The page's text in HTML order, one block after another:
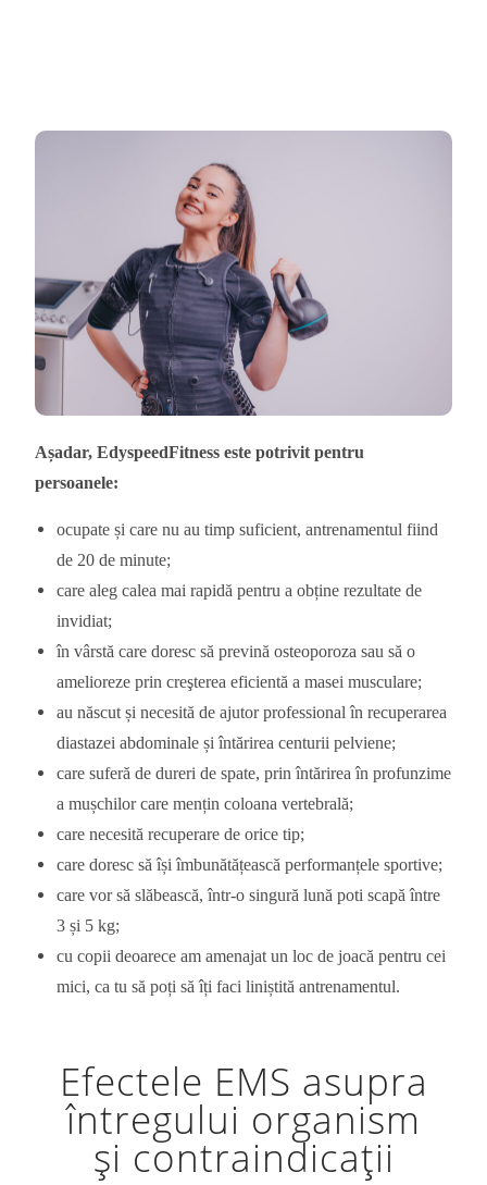
Așadar, EdyspeedFitness este potrivit pentru
persoanele:
ocupate și care nu au timp suficient, antrenamentul fiind
de 20 de minute;
care aleg calea mai rapidă pentru a obține rezultate de
invidiat;
în vârstă care doresc să prevină osteoporoza sau să o
amelioreze prin creşterea eficientă a masei musculare;
au născut și necesită de ajutor professional în recuperarea
diastazei abdominale și întărirea centurii pelviene;
care suferă de dureri de spate, prin întărirea în profunzime
a mușchilor care mențin coloana vertebrală;
care necesită recuperare de orice tip;
care doresc să își îmbunătățească performanțele sportive;
care vor să slăbească, într-o singură lună poti scapă între
3 și 5 kg;
cu copii deoarece am amenajat un loc de joacăpentru cei
mici, ca tu să poți să îți faci liniștită antrenamentul.
Efectele EMS asupra
întregului organism
și contraindicații